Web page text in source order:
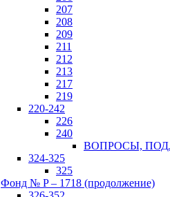
207
208
209
211
212
213
217
219
220-242
226
240
ВОПРОСЫ,
324-325
325
Фонд № P – 1718 (продолжение)